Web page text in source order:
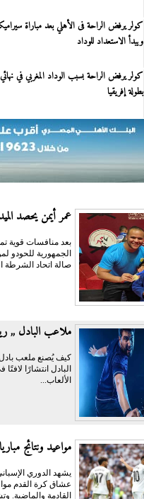
كولر يرفض الراحة فى الأهلي بعد مباراة
ويبدأ الاستعداد للوداد
كولر يرفض الراحة بسبب الوداد المغربي في نهائي
بطولة إفريقيا
عمر أيمن يحصد
بعد منافسات قوية
صالة اتحاد الشرطة
ملاعب البادل ,,
كيف يُصنع ملعب بادل
البادل انتشارًا
الألعاب...
مواعيد ونتائج
عشاق كرة القدم
القادمة والماضية.